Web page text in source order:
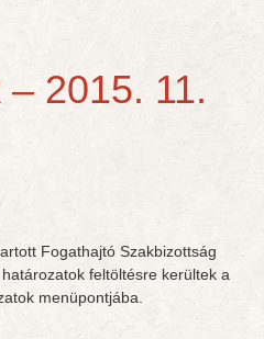
2015. 11.
Fogathajtó Szakbizottság
feltöltésre kerültek a
menüpontjába.